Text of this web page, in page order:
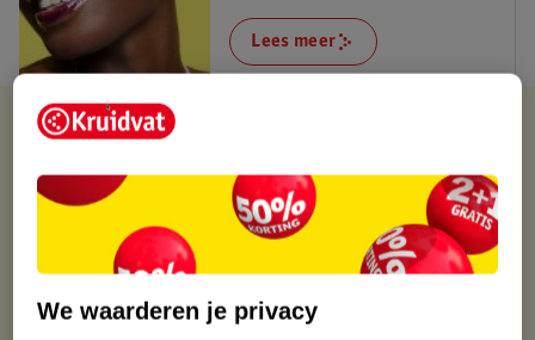
Lees meer
Kruidvat is altijd voordelig
Gratis ophalen in de winkel
Op werkdagen voor 22:00 uur besteld, volgende dag in huis
Gratis thuisbezorgd vanaf 50.00
Gratis retourneren binnen 30 dagen
Gratis punten met je Kruidvat kaart
We waarderen je privacy